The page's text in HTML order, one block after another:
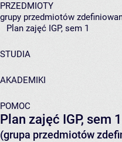
PRZEDMIOTY
grupy przedmiotów
Plan zajęć IGP, sem 1
STUDIA
AKADEMIKI
POMOC
Plan zajęć IGP, sem 1
(grupa przedmiotów